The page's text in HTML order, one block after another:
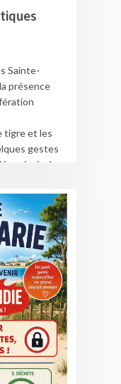
Sainte-
présence
tigre et les
gestes
principale